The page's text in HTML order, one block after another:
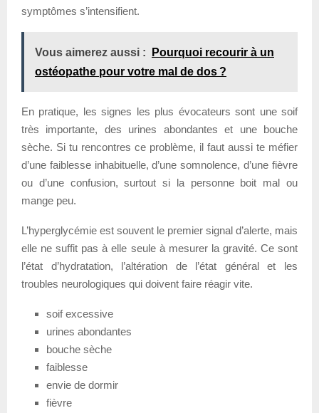
symptômes s’intensifient.
Vous aimerez aussi :
Pourquoi recourir à un
ostéopathe pour votre mal de dos ?
En pratique, les signes les plus évocateurs sont une soif
très importante, des urines abondantes et une bouche
sèche. Si tu rencontres ce problème, il faut aussi te méfier
d’une faiblesse inhabituelle, d’une somnolence, d’une fièvre
ou d’une confusion, surtout si la personne boit mal ou
mange peu.
L’hyperglycémie est souvent le premier signal d’alerte, mais
elle ne suffit pas à elle seule à mesurer la gravité. Ce sont
l’état d’hydratation, l’altération de l’état général et les
troubles neurologiques qui doivent faire réagir vite.
soif excessive
urines abondantes
bouche sèche
faiblesse
envie de dormir
fièvre